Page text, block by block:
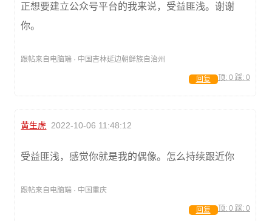
正想要建立公众号平台的我来说，受益匪浅。谢谢
你。
跟帖来自电脑端 · 中国吉林延边朝鲜族自治州
顶: 0 踩: 0
回复
黄生虎 2022-10-06 11:48:12
受益匪浅，感觉你就是我的偶像。怎么持续跟近你
跟帖来自电脑端 · 中国重庆
顶: 0 踩: 0
回复